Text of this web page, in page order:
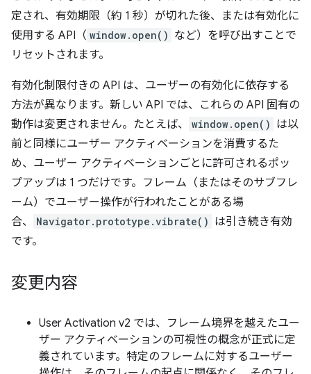
定され、有効期限（約 1 秒）が切れた後、または有効化に
使用する API（ window.open() など）を呼び出すことで
リセットされます。
有効化制限付きの API は、ユーザーの有効化に依存する
方法が異なります。新しい API では、これらの API 固有の
動作は変更されません。たとえば、
window.open() は以
前と同様にユーザー アクティベーションを消費するた
め、ユーザー アクティベーションごとに許可されるポッ
プアップは 1 つだけです。フレーム（またはそのサブフレ
ーム）でユーザー操作が行われたことがある場
合、
Navigator.prototype.vibrate() は引き続き有効
です。
変更内容
User Activation v2 では、フレーム境界を越えたユー
ザー アクティベーションの可視性の概念が正式に定
義されています。特定のフレームに対するユーザー